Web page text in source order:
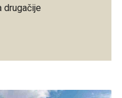
drugačije